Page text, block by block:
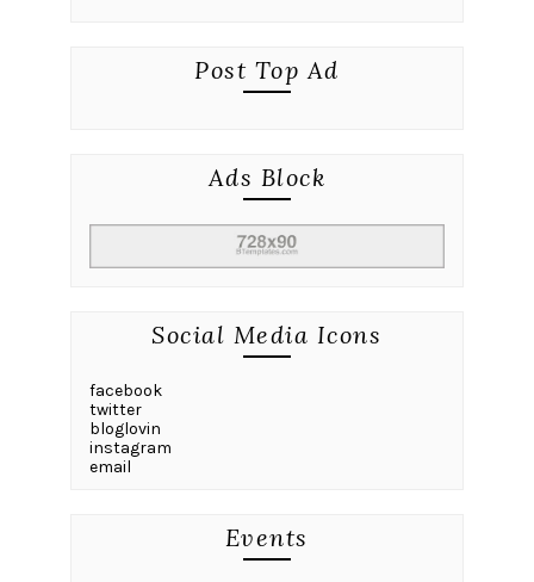
Post Top Ad
Ads Block
Social Media Icons
facebook
twitter
bloglovin
instagram
email
Events